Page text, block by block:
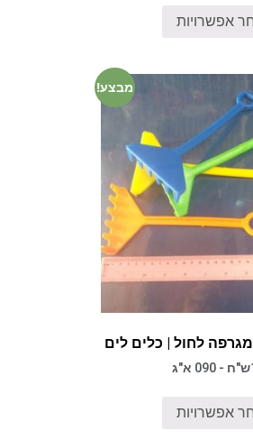
אפשרויות
מבצע!
לחול | כלים לים
אפשרויות